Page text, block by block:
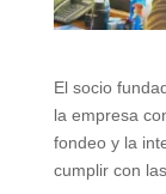
El socio
la empresa
fondeo y la
cumplir con